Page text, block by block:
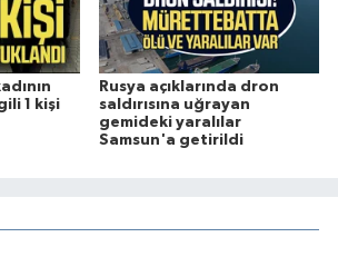
1 kişi
Rusya açıklarında dron
saldırısına uğrayan
gemideki yaralılar
Samsun'a getirildi